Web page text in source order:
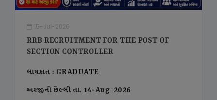
15-Jul-2026
RRB RECRUITMENT FOR THE POST OF
SECTION CONTROLLER
લાયકાત : GRADUATE
અરજીની છેલ્લી તા. 14-Aug-2026